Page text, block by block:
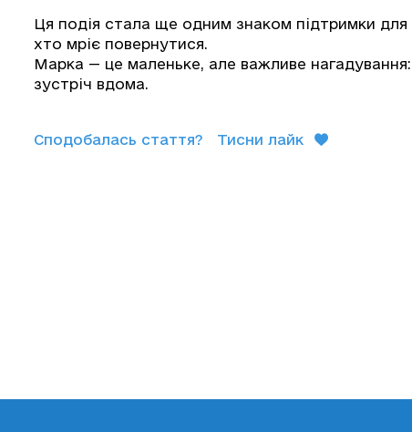
Ця подія стала ще одним знаком підтримки для
хто мріє повернутися.
Марка — це маленьке, але важливе
зустріч вдома.
Сподобалась стаття? Тисни лайк